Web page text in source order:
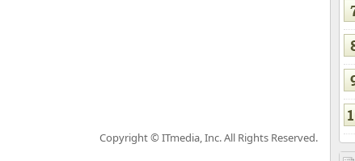
Copyright © ITmedia, Inc. All Rights Reserved.